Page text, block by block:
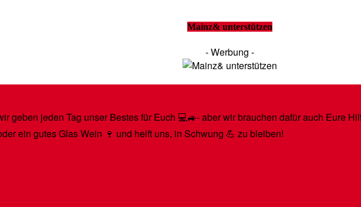
Mainz& unterstützen
- Werbung -
geben jeden Tag unser Bestes für Euch 💻🚙- aber wir brauchen dafür auch Eure
ein gutes Glas Wein 🍷 und helft uns, in Schwung 💪 zu bleiben!